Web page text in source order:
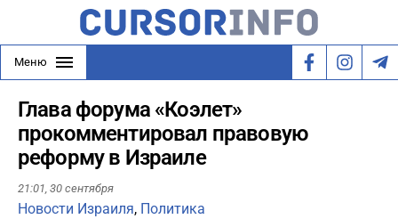
Меню
Глава форума «Коэлет»
прокомментировал правовую
реформу в Израиле
21:01, 30 сентября
Новости Израиля, Политика